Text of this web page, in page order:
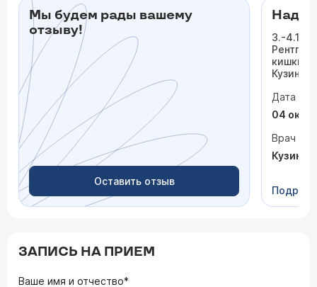
Мы будем рады вашему
отзыву!
Оставить отзыв
3.-
кишки.
Они
задачу
тягость
Дата
04
Врач
Кузина
ЗАПИСЬ НА ПРИЕМ
Ваше имя и отчество*